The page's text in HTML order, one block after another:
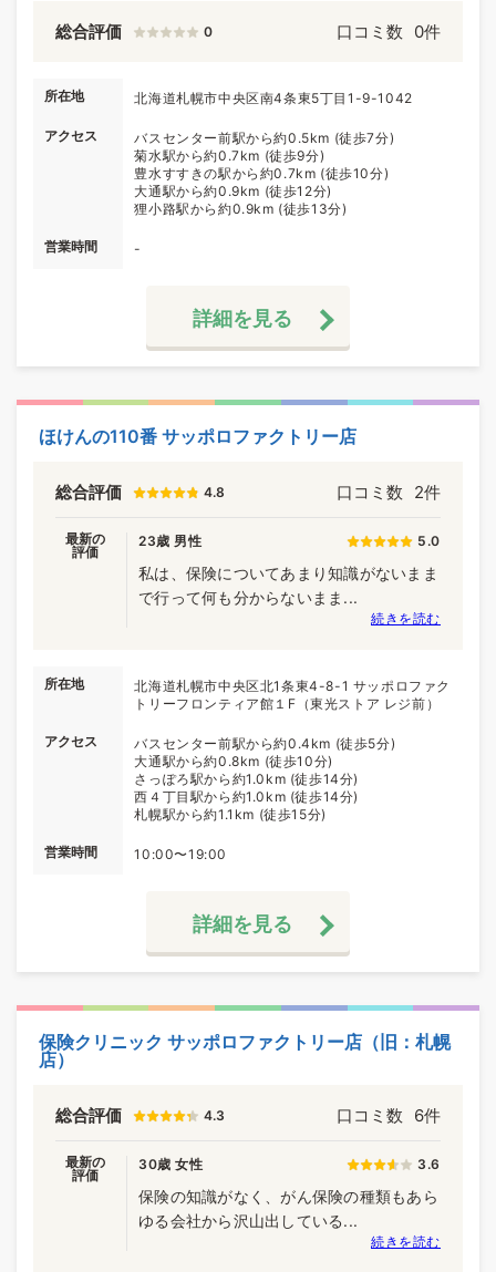
総合評価 0 口コミ数 0件
所在地 北海道札幌市中央区南4条東5丁目1-9-1042
アクセス
バスセンター前駅から約0.5km (徒歩7分)
菊水駅から約0.7km (徒歩9分)
豊水すすきの駅から約0.7km (徒歩10分)
大通駅から約0.9km (徒歩12分)
狸小路駅から約0.9km (徒歩13分)
営業時間 -
詳細を見る
ほけんの110番 サッポロファクトリー店
総合評価 4.8 口コミ数 2件
最新の
評価
23歳 男性 5.0
私は、保険についてあまり知識がないまま
で行って何も分からないまま...
続きを読む
所在地
北海道札幌市中央区北1条東4-8-1 サッポロファク
トリーフロンティア館１F（東光ストア レジ前）
アクセス
バスセンター前駅から約0.4km (徒歩5分)
大通駅から約0.8km (徒歩10分)
さっぽろ駅から約1.0km (徒歩14分)
西４丁目駅から約1.0km (徒歩14分)
札幌駅から約1.1km (徒歩15分)
営業時間 10:00〜19:00
詳細を見る
保険クリニック サッポロファクトリー店（旧：札幌
店）
総合評価 4.3 口コミ数 6件
最新の
評価
30歳 女性 3.6
保険の知識がなく、がん保険の種類もあら
ゆる会社から沢山出している...
続きを読む